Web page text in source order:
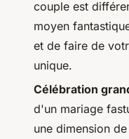
couple est
moyen
et de faire de
unique.
Célébration
d'un mariage
une dimension